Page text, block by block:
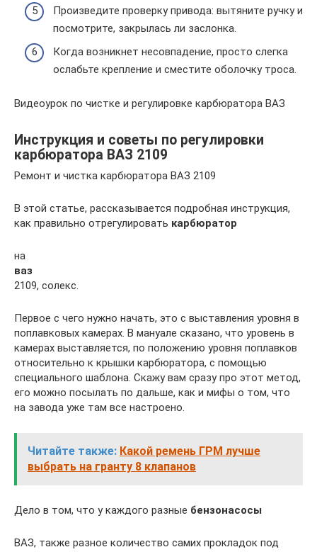
Произведите проверку привода: вытяните ручку и
посмотрите, закрылась ли заслонка.
Когда возникнет несовпадение, просто слегка
ослабьте крепление и сместите оболочку троса.
Видеоурок по чистке и регулировке карбюратора ВАЗ
Инструкция и советы по регулировки
карбюратора ВАЗ 2109
Ремонт и чистка карбюратора ВАЗ 2109
В этой статье, рассказывается подробная инструкция,
как правильно отрегулировать карбюратор
на
ваз
2109, солекс.
Первое с чего нужно начать, это с выставления уровня в
поплавковых камерах. В мануале сказано, что уровень в
камерах выставляется, по положению уровня поплавков
относительно к крышки карбюратора, с помощью
специального шаблона. Скажу вам сразу про этот метод,
его можно посылать по дальше, как и мифы о том, что
на завода уже там все настроено.
Читайте также: Какой ремень ГРМ лучше
выбрать на гранту 8 клапанов
Дело в том, что у каждого разные бензонасосы
ВАЗ, также разное количество самих прокладок под